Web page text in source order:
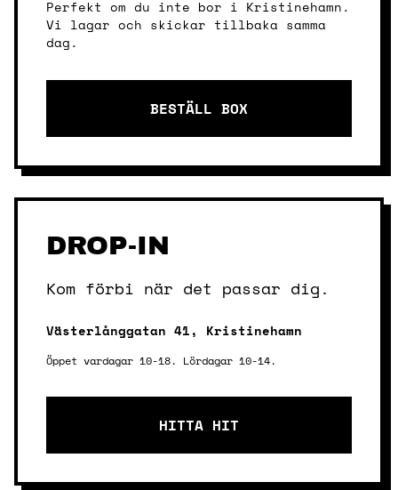
Perfekt om du inte bor i Kristinehamn.
Vi lagar och skickar tillbaka samma
dag.
BESTÄLL BOX
DROP-IN
Kom förbi när det passar dig.
Västerlånggatan 41, Kristinehamn
Öppet vardagar 10-18. Lördagar 10-14.
HITTA HIT